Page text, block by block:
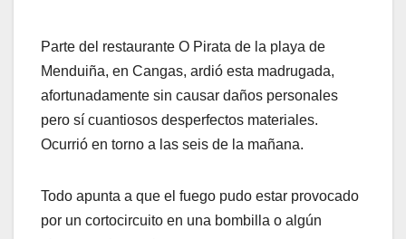
Parte del restaurante O Pirata de la playa de
Menduiña, en Cangas, ardió esta madrugada,
afortunadamente sin causar daños personales
pero sí cuantiosos desperfectos materiales.
Ocurrió en torno a las seis de la mañana.
Todo apunta a que el fuego pudo estar provocado
por un cortocircuito en una bombilla o algún